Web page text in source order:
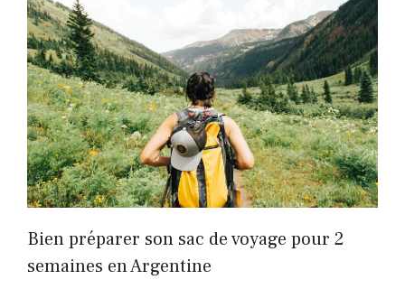
Bien préparer son sac de voyage pour 2
semaines en Argentine